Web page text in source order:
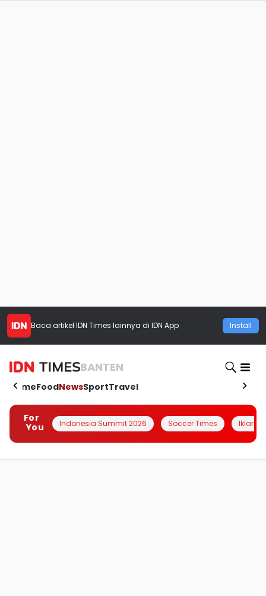
Baca artikel IDN Times lainnya di IDN App Install
BANTEN
HomeFoodNewsSportTravel
For
You
Indonesia Summit 2026 Soccer Times Iklanin